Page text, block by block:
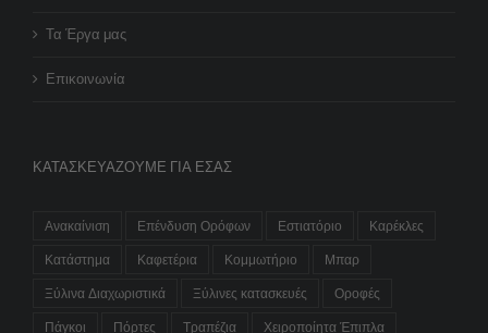
Τα Έργα μας
Επικοινωνία
ΚΑΤΑΣΚΕΥΆΖΟΥΜΕ ΓΙΑ ΕΣΆΣ
Ανακαίνιση Επένδυση Ορόφων Εστιατόριο Καρέκλες
Κατάστημα Καφετέρια Κομμωτήριο Μπαρ
Ξύλινα Διαχωριστικά Ξύλινες κατασκευές Οροφές
Πάγκοι Πόρτες Τραπέζια Χειροποίητα Έπιπλα